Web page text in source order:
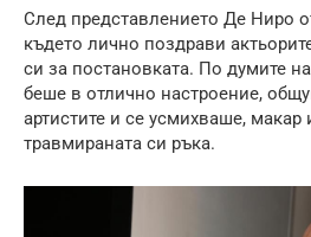
След представлението Де Ниро
където лично поздрави
си за постановката. По думите
беше в отлично настроение,
артистите и се усмихваше,
травмираната си ръка.